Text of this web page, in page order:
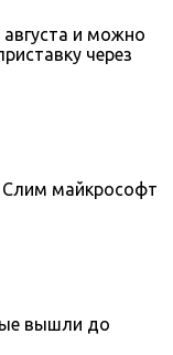
и можно
через
Слим майкрософт
вышли до